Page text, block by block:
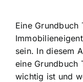
Eine Grundbuch
sein. In diesem
eine Grundbuch
wichtig ist und